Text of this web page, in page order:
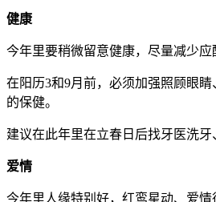
健康
今年里要稍微留意健康，尽量减少
在阳历3和9月前，必须加强照顾眼
的保健。
建议在此年里在立春日后找牙医洗牙
爱情
今年里人缘特别好，红鸾星动、爱